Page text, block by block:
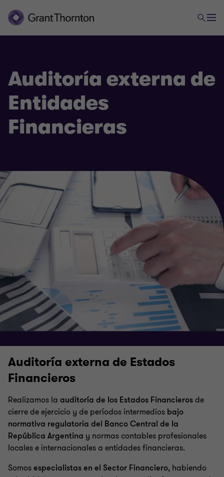
Auditoría externa de
Entidades
Financieras
Auditoría externa de Estados
Financieros
Realizamos la auditoría de los Estados Financierosde
cierre de ejercicio y de períodos intermedios bajo
normativa regulatoria del Banco Central de la
República Argentina y normas contables profesionales
locales e internacionales a entidades financieras.
Somosespecialistas en el Sector Financiero, habiendo